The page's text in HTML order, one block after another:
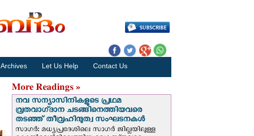
Archives Let Us Help Contact Us
More Readings »
നവ സന്യാസിനികളുടെ പ്രഥമ
വ്രതവാഗ്‌ദാന ചടങ്ങിനെത്തിയവരെ
തടഞ്ഞ് തീവ്രഹിന്ദുത്വ സംഘടനകള്‍
സാഗർ: മധ്യപ്രദേശിലെ സാഗർ ജില്ലയിലുള്ള